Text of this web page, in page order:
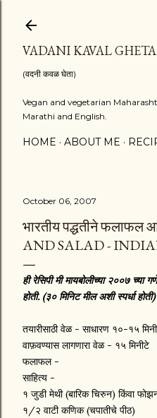
VADANI KAVAL GHETA
(वदनी कवळ घेता)
Vegan and vegetarian
Marathi and English.
HOME ABOUT ME
October 06, 2007
भारतीय पद्धतीने
AND SALAD -
ही रेसिपी मी मायबोलीच्या २००७ च्या
होती. (३० मिनिट मील अशी स्पर्धा होती)
तयारीसाठी वेळ - साधारण १०-१५
वाफ़वण्यास लागणारा वेळ - १५ मिनीटे
फलाफल -
साहित्य -
१ जुडी मेथी (बारिक चिरुन) किंवा
१/२ वाटी कणिक (चपातीचे पीठ)